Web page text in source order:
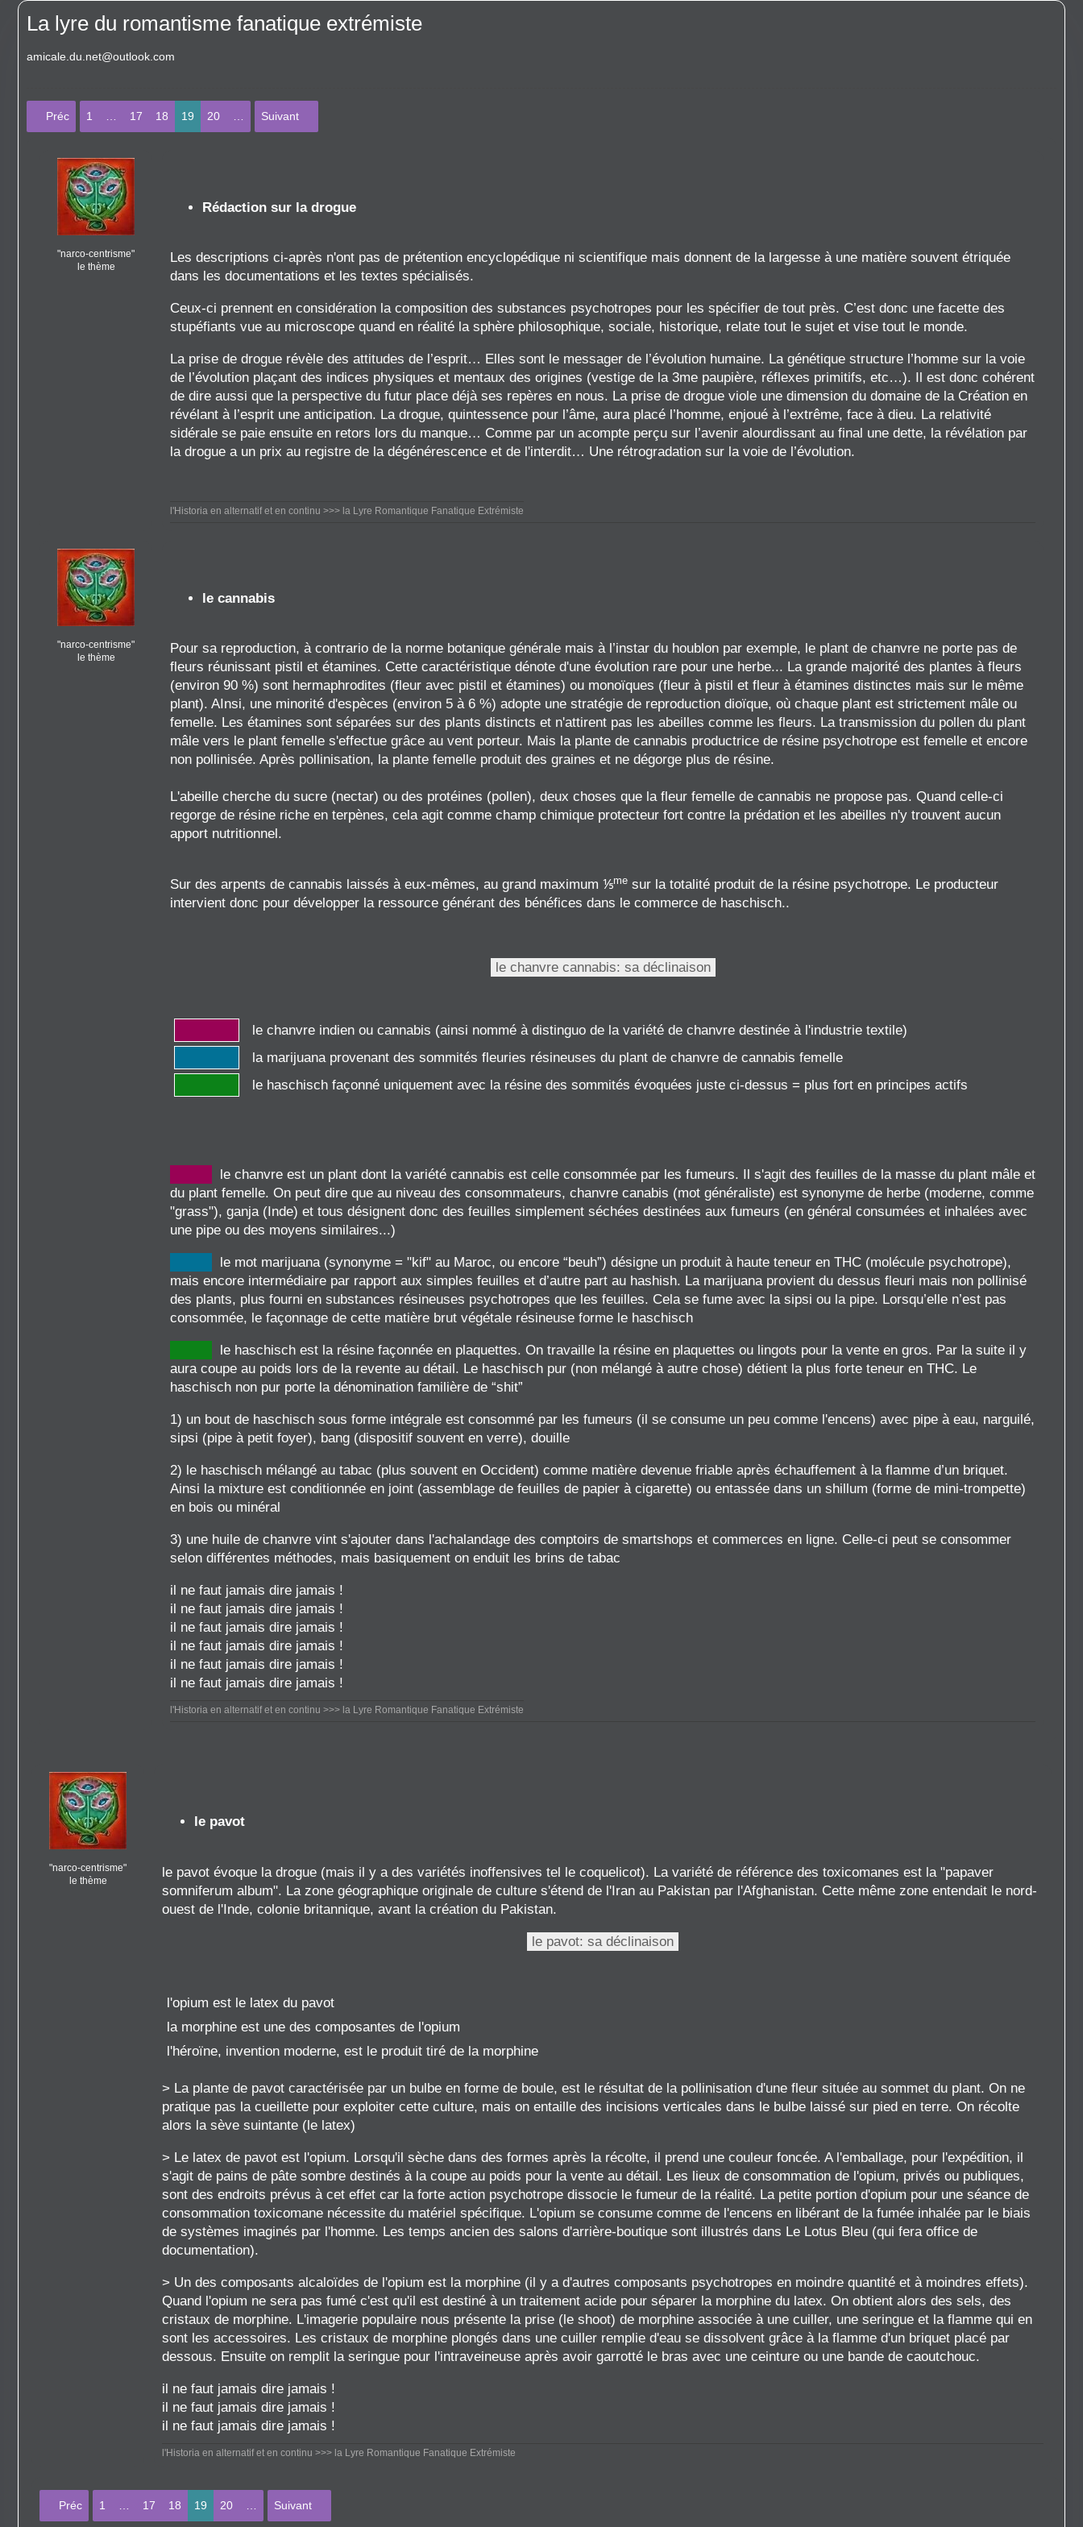
La lyre du romantisme fanatique extrémiste
amicale.du.net@outlook.com
Préc 1 17 18 19 20 Suivant
"narco-centrisme"
le thème
Rédaction sur la drogue
Les descriptions ci-après n'ont pas de prétention encyclopédique ni scientifique mais donnent de la largesse à une matière souvent étriquée
dans les documentations et les textes spécialisés.
Ceux-ci prennent en considération la composition des substances psychotropes pour les spécifier de tout près. C’est donc une facette des
stupéfiants vue au microscope quand en réalité la sphère philosophique, sociale, historique, relate tout le sujet et vise tout le monde.
La prise de drogue révèle des attitudes de l’esprit… Elles sont le messager de l’évolution humaine. La génétique structure l’homme sur la voie
de l’évolution plaçant des indices physiques et mentaux des origines (vestige de la 3me paupière, réflexes primitifs, etc…). Il est donc cohérent
de dire aussi que la perspective du futur place déjà ses repères en nous. La prise de drogue viole une dimension du domaine de la Création en
révélant à l’esprit une anticipation. La drogue, quintessence pour l’âme, aura placé l’homme, enjoué à l’extrême, face à dieu. La relativité
sidérale se paie ensuite en retors lors du manque… Comme par un acompte perçu sur l’avenir alourdissant au final une dette, la révélation par
la drogue a un prix au registre de la dégénérescence et de l'interdit… Une rétrogradation sur la voie de l’évolution.
l'Historia en alternatif et en continu >>> la Lyre Romantique Fanatique Extrémiste
"narco-centrisme"
le thème
le cannabis
Pour sa reproduction, à contrario de la norme botanique générale mais à l’instar du houblon par exemple, le plant de chanvre ne porte pas de
fleurs réunissant pistil et étamines. Cette caractéristique dénote d'une évolution rare pour une herbe... La grande majorité des plantes à fleurs
(environ 90 %) sont hermaphrodites (fleur avec pistil et étamines) ou monoïques (fleur à pistil et fleur à étamines distinctes mais sur le même
plant). AInsi, une minorité d'espèces (environ 5 à 6 %) adopte une stratégie de reproduction dioïque, où chaque plant est strictement mâle ou
femelle. Les étamines sont séparées sur des plants distincts et n'attirent pas les abeilles comme les fleurs. La transmission du pollen du plant
mâle vers le plant femelle s'effectue grâce au vent porteur. Mais la plante de cannabis productrice de résine psychotrope est femelle et encore
non pollinisée. Après pollinisation, la plante femelle produit des graines et ne dégorge plus de résine.
L'abeille cherche du sucre (nectar) ou des protéines (pollen), deux choses que la fleur femelle de cannabis ne propose pas. Quand celle-ci
regorge de résine riche en terpènes, cela agit comme champ chimique protecteur fort contre la prédation et les abeilles n'y trouvent aucun
apport nutritionnel.
Sur des arpents de cannabis laissés à eux-mêmes, au grand maximum ⅕me sur la totalité produit de la résine psychotrope. Le producteur
intervient donc pour développer la ressource générant des bénéfices dans le commerce de haschisch..
le chanvre cannabis: sa déclinaison
le chanvre indien ou cannabis (ainsi nommé à distinguo de la variété de chanvre destinée à l'industrie textile)
la marijuana provenant des sommités fleuries résineuses du plant de chanvre de cannabis femelle
le haschisch façonné uniquement avec la résine des sommités évoquées juste ci-dessus = plus fort en principes actifs
le chanvre est un plant dont la variété cannabis est celle consommée par les fumeurs. Il s'agit des feuilles de la masse du plant mâle et
du plant femelle. On peut dire que au niveau des consommateurs, chanvre canabis (mot généraliste) est synonyme de herbe (moderne, comme
"grass"), ganja (Inde) et tous désignent donc des feuilles simplement séchées destinées aux fumeurs (en général consumées et inhalées avec
une pipe ou des moyens similaires...)
le mot marijuana (synonyme = "kif" au Maroc, ou encore “beuh”) désigne un produit à haute teneur en THC (molécule psychotrope),
mais encore intermédiaire par rapport aux simples feuilles et d’autre part au hashish. La marijuana provient du dessus fleuri mais non pollinisé
des plants, plus fourni en substances résineuses psychotropes que les feuilles. Cela se fume avec la sipsi ou la pipe. Lorsqu’elle n’est pas
consommée, le façonnage de cette matière brut végétale résineuse forme le haschisch
le haschisch est la résine façonnée en plaquettes. On travaille la résine en plaquettes ou lingots pour la vente en gros. Par la suite il y
aura coupe au poids lors de la revente au détail. Le haschisch pur (non mélangé à autre chose) détient la plus forte teneur en THC. Le
haschisch non pur porte la dénomination familière de “shit”
1) un bout de haschisch sous forme intégrale est consommé par les fumeurs (il se consume un peu comme l'encens) avec pipe à eau, narguilé,
sipsi (pipe à petit foyer), bang (dispositif souvent en verre), douille
2) le haschisch mélangé au tabac (plus souvent en Occident) comme matière devenue friable après échauffement à la flamme d’un briquet.
Ainsi la mixture est conditionnée en joint (assemblage de feuilles de papier à cigarette) ou entassée dans un shillum (forme de mini-trompette)
en bois ou minéral
3) une huile de chanvre vint s'ajouter dans l'achalandage des comptoirs de smartshops et commerces en ligne. Celle-ci peut se consommer
selon différentes méthodes, mais basiquement on enduit les brins de tabac
il ne faut jamais dire jamais !
il ne faut jamais dire jamais !
il ne faut jamais dire jamais !
il ne faut jamais dire jamais !
il ne faut jamais dire jamais !
il ne faut jamais dire jamais !
l'Historia en alternatif et en continu >>> la Lyre Romantique Fanatique Extrémiste
"narco-centrisme"
le thème
le pavot
le pavot évoque la drogue (mais il y a des variétés inoffensives tel le coquelicot). La variété de référence des toxicomanes est la "papaver
somniferum album". La zone géographique originale de culture s'étend de l'Iran au Pakistan par l'Afghanistan. Cette même zone entendait le nord-
ouest de l'Inde, colonie britannique, avant la création du Pakistan.
le pavot: sa déclinaison
l'opium est le latex du pavot
la morphine est une des composantes de l'opium
l'héroïne, invention moderne, est le produit tiré de la morphine
> La plante de pavot caractérisée par un bulbe en forme de boule, est le résultat de la pollinisation d'une fleur située au sommet du plant. On ne
pratique pas la cueillette pour exploiter cette culture, mais on entaille des incisions verticales dans le bulbe laissé sur pied en terre. On récolte
alors la sève suintante (le latex)
> Le latex de pavot est l'opium. Lorsqu'il sèche dans des formes après la récolte, il prend une couleur foncée. A l'emballage, pour l'expédition, il
s'agit de pains de pâte sombre destinés à la coupe au poids pour la vente au détail. Les lieux de consommation de l'opium, privés ou publiques,
sont des endroits prévus à cet effet car la forte action psychotrope dissocie le fumeur de la réalité. La petite portion d'opium pour une séance de
consommation toxicomane nécessite du matériel spécifique. L'opium se consume comme de l'encens en libérant de la fumée inhalée par le biais
de systèmes imaginés par l'homme. Les temps ancien des salons d'arrière-boutique sont illustrés dans Le Lotus Bleu (qui fera office de
documentation).
> Un des composants alcaloïdes de l'opium est la morphine (il y a d'autres composants psychotropes en moindre quantité et à moindres effets).
Quand l'opium ne sera pas fumé c'est qu'il est destiné à un traitement acide pour séparer la morphine du latex. On obtient alors des sels, des
cristaux de morphine. L'imagerie populaire nous présente la prise (le shoot) de morphine associée à une cuiller, une seringue et la flamme qui en
sont les accessoires. Les cristaux de morphine plongés dans une cuiller remplie d'eau se dissolvent grâce à la flamme d'un briquet placé par
dessous. Ensuite on remplit la seringue pour l'intraveineuse après avoir garrotté le bras avec une ceinture ou une bande de caoutchouc.
il ne faut jamais dire jamais !
il ne faut jamais dire jamais !
il ne faut jamais dire jamais !
l'Historia en alternatif et en continu >>> la Lyre Romantique Fanatique Extrémiste
Préc 1 17 18 19 20 Suivant